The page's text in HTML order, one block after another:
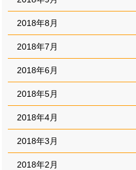
2018年8月
2018年7月
2018年6月
2018年5月
2018年4月
2018年3月
2018年2月